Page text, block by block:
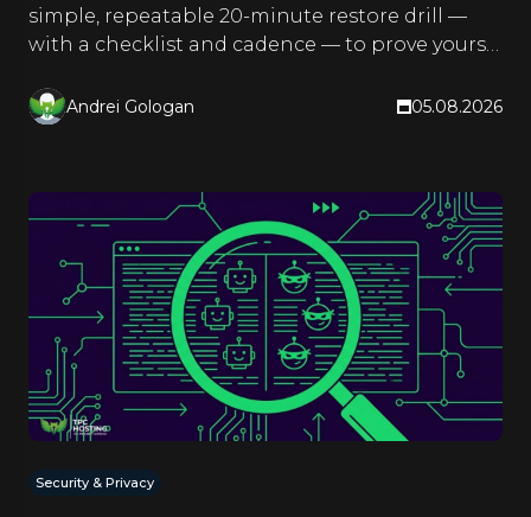
simple, repeatable 20-minute restore drill —
with a checklist and cadence — to prove yours
Andrei Gologan 05.08.2026
Security & Privacy